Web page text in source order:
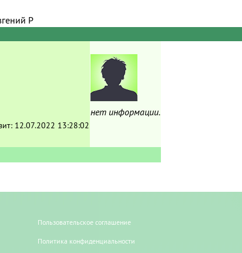
P
12.07.2022 13:28:02
нет информации.
Пользовательское соглашение
Политика конфиденциальности